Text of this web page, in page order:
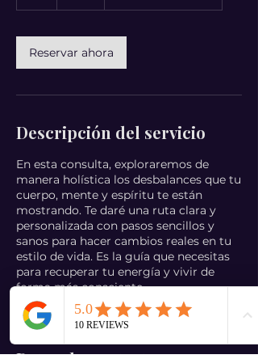
Reservar ahora
Descripción del servicio
En esta consulta, exploraremos de
manera holística los desbalances que tu
cuerpo, mente y espíritu te están
mostrando. Te daré una ruta clara y
personalizada con pasos sencillos y
sanos para hacer cambios reales en tu
estilo de vida. Es la guía que necesitas
para recuperar tu energía y vivir de
forma más consciente.